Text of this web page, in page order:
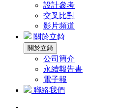
設計參考
交叉比對
影片頻道
關於立錡
關於立錡
公司簡介
永續報告書
電子報
聯絡我們